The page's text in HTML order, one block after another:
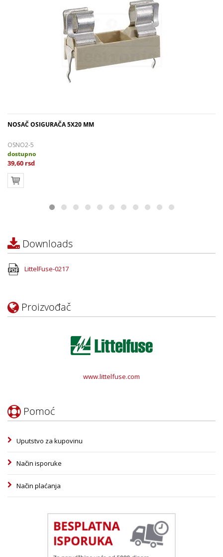
NOSAČ OSIGURAČA 5X20 MM
OSNO2-5
dostupno
39,60 rsd
Downloads
LittelFuse-0217
Proizvođač
www.littelfuse.com
Pomoć
Uputstvo za kupovinu
Način isporuke
Način plaćanja